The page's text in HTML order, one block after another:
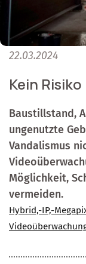
22.03.2024
Kein
Baustillstand,
ungenutzte
Vandalismus
Möglichkeit,
vermeiden.
Hybrid,-IP,-